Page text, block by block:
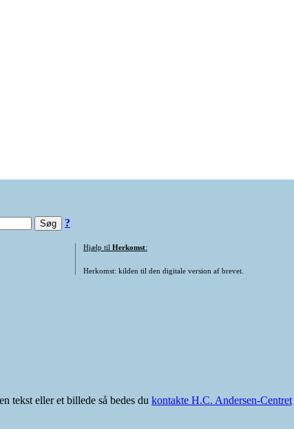
?
Hjælp til Herkomst:
Herkomst: kilden til den digitale version af brevet.
tekst eller et billede så bedes du kontakte H.C. Andersen-Centret